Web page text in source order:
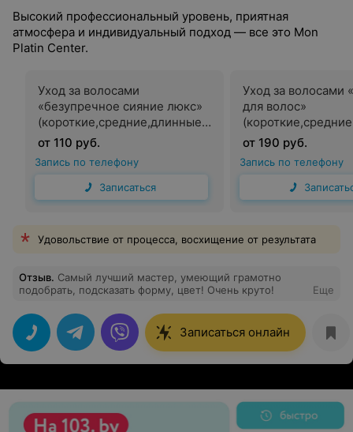
Высокий профессиональный уровень, приятная
атмосфера и индивидуальный подход — все это Mon
Platin Center.
Уход за волосами
«безупречное сияние люкс»
(короткие,средние,длинные
волосы)
от 110 руб.
Запись по телефону
Записаться
Уход за волосами
для волос»
волосы)
от 190 руб.
Запись по телефону
Удовольствие от процесса, восхищение от результата
Отзыв. Самый лучший мастер, умеющий грамотно
подобрать, подсказать форму, цвет! Очень круто!
Еще
Записаться онлайн